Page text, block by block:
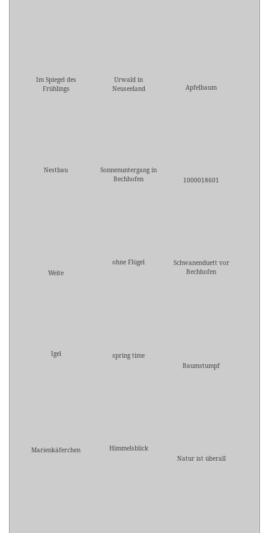
Im Spiegel des
Frühlings
Urwald in
Neuseeland
Apfelbaum
Nestbau
Sonnenuntergang in
Bechhofen
1000018601
Weite
ohne Flügel
Schwanenduett vor
Bechhofen
Igel
spring time
Baumstumpf
Marienkäferchen
Himmelsblick
Natur ist überall